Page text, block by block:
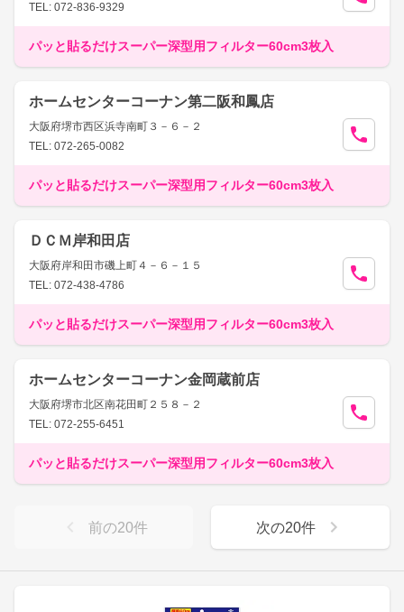
TEL: 072-836-9329
パッと貼るだけスーパー深型用フィルター60cm3枚入
ホームセンターコーナン第二阪和鳳店
大阪府堺市西区浜寺南町３－６－２
TEL: 072-265-0082
パッと貼るだけスーパー深型用フィルター60cm3枚入
ＤＣＭ岸和田店
大阪府岸和田市磯上町４－６－１５
TEL: 072-438-4786
パッと貼るだけスーパー深型用フィルター60cm3枚入
ホームセンターコーナン金岡蔵前店
大阪府堺市北区南花田町２５８－２
TEL: 072-255-6451
パッと貼るだけスーパー深型用フィルター60cm3枚入
前の20件 次の20件